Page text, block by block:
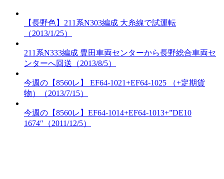
【長野色】211系N303編成 大糸線で試運転
（2013/1/25）
211系N333編成 豊田車両センターから長野総合車両セ
ンターへ回送（2013/8/5）
今週の【8560レ】 EF64-1021+EF64-1025 （+定期貨
物）（2013/7/15）
今週の【8560レ】EF64-1014+EF64-1013+”DE10
1674″（2011/12/5）